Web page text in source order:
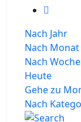
Nach Jahr
Nach Monat
Nach Woche
Heute
Gehe zu
Nach